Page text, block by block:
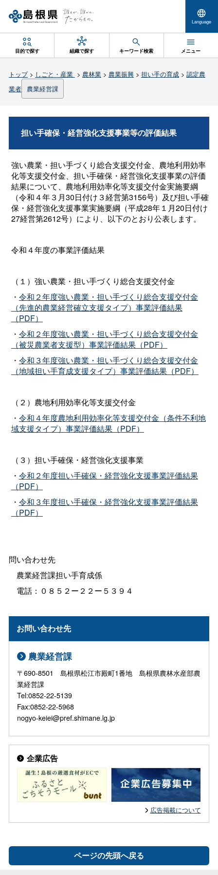
Language
目的で探す 組織で探す キーワード検索 メニュー
トップ> しごと・産業 > 農林業> 農業振興> 担い手の育成> 認定農
業者
農業経営課
担い手確保・経営強化支援事業等の評価結果
強い農業・担い手づくり総合支援交付金、農地利用効率
化等支援交付金、担い手確保・経営強化支援事業の評価
結果について、農地利用効率化等支援交付金実施要綱
（令和４年３月30日付け３経営第3156号）及び担い手確
保・経営強化支援事業実施要綱（平成28年１月20日付け
27経営第2612号）により、以下のとおり公表します。
令和４年度の事業評価結果
（１）強い農業・担い手づくり総合支援交付金
・ 令和２年度強い農業・担い手づくり総合支援交付金
（先進的農業経営確立支援タイプ）事業評価結果
（PDF）
・ 令和２年度強い農業・担い手づくり総合支援交付金
（被災農業者支援型）事業評価結果（PDF）
・ 令和３年度強い農業・担い手づくり総合支援交付金
（地域担い手育成支援タイプ）事業評価結果（PDF）
（２）農地利用効率化等支援交付金
・ 令和４年度農地利用効率化等支援交付金（条件不利地
域支援タイプ）事業評価結果（PDF）
（３）担い手確保・経営強化支援事業
・ 令和２年度担い手確保・経営強化支援事業評価結果
（PDF）
・ 令和３年度担い手確保・経営強化支援事業評価結果
（PDF）
問い合わせ先
農業経営課担い手育成係
電話：０８５２ー２２ー５３９４
お問い合わせ先
農業経営課
〒690-8501 島根県松江市殿町1番地 島根県農林水産部農
業経営課
Tel:0852-22-5139
Fax:0852-22-5968
nogyo-keiei@pref.shimane.lg.jp
企業広告
広告掲載について
ページの先頭へ戻る